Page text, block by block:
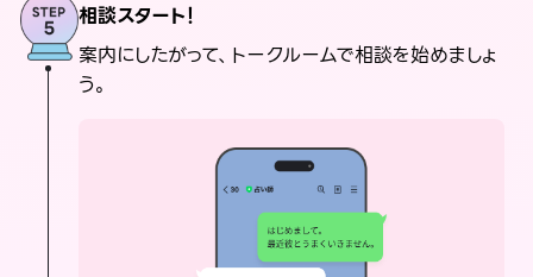
相談スタート！
案内にしたがって、トークルームで相談を始めましょ
う。